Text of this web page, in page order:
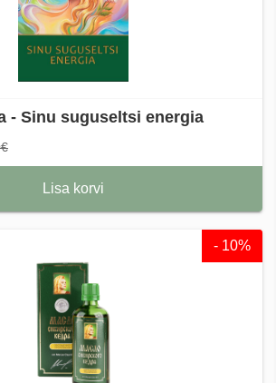
- Sinu suguseltsi energia
Lisa korvi
- 10%